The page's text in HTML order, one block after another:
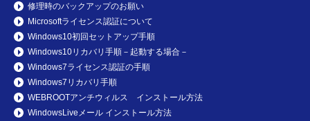
修理時のバックアップのお願い
Microsoftライセンス認証について
Windows10初回セットアップ手順
Windows10リカバリ手順－起動する場合－
Windows7ライセンス認証の手順
Windows7リカバリ手順
WEBROOTアンチウィルス インストール方法
WindowsLiveメール インストール方法